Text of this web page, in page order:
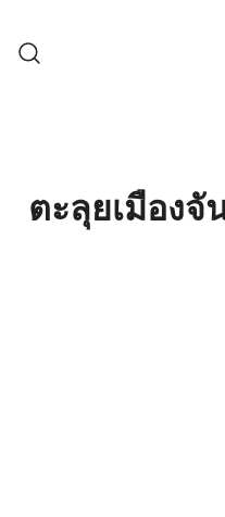
content
ตะลุยเมืองจั